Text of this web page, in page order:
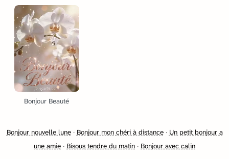
Bonjour Beauté
Bonjour nouvelle lune· Bonjour mon chéri à distance· Un petit bonjour a
une amie · Bisous tendre du matin · Bonjour avec calin